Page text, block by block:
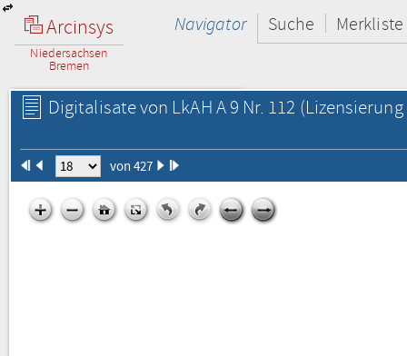
Arcinsys
Niedersachsen
Bremen
Navigator Suche Merkliste
Digitalisate von LkAH A 9 Nr. 112
von 427